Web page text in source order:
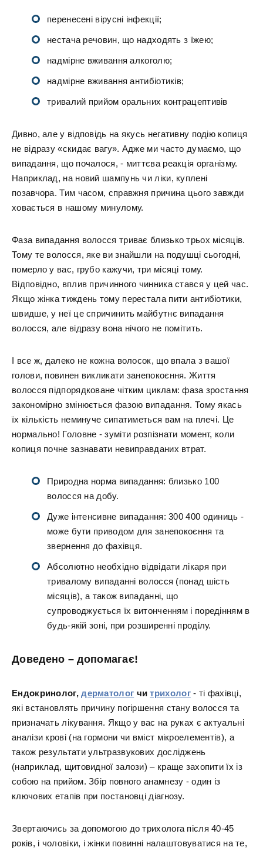
перенесені вірусні інфекції;
нестача речовин, що надходять з їжею;
надмірне вживання алкоголю;
надмірне вживання антибіотиків;
тривалий прийом оральних контрацептивів
Дивно, але у відповідь на якусь негативну подію копиця
не відразу «скидає вагу». Адже ми часто думаємо, що
випадання, що почалося, - миттєва реакція організму.
Наприклад, на новий шампунь чи ліки, куплені
позавчора. Тим часом, справжня причина цього завжди
ховається в нашому минулому.
Фаза випадання волосся триває близько трьох місяців.
Тому те волосся, яке ви знайшли на подушці сьогодні,
померло у вас, грубо кажучи, три місяці тому.
Відповідно, вплив причинного чинника стався у цей час.
Якщо жінка тиждень тому перестала пити антибіотики,
швидше, у неї це спричинить майбутнє випадання
волосся, але відразу вона нічого не помітить.
І все ж, далеко не кожна волосок, що впала з вашої
голови, повинен викликати занепокоєння. Життя
волосся підпорядковане чітким циклам: фаза зростання
закономірно змінюється фазою випадання. Тому якась
їх кількість неминуче сипатиметься вам на плечі. Це
нормально! Головне - зуміти розпізнати момент, коли
копиця почне зазнавати невиправданих втрат.
Природна норма випадання: близько 100
волосся на добу.
Дуже інтенсивне випадання: 300 400 одиниць -
може бути приводом для занепокоєння та
звернення до фахівця.
Абсолютно необхідно відвідати лікаря при
тривалому випаданні волосся (понад шість
місяців), а також випаданні, що
супроводжується їх витонченням і поредінням в
будь-якій зоні, при розширенні проділу.
Доведено – допомагає!
Ендокринолог,дерматолог читрихолог- ті фахівці,
які встановлять причину погіршення стану волосся та
призначать лікування. Якщо у вас на руках є актуальні
аналізи крові (на гормони чи вміст мікроелементів), а
також результати ультразвукових досліджень
(наприклад, щитовидної залози) – краще захопити їх із
собою на прийом. Збір повного анамнезу - один із
ключових етапів при постановці діагнозу.
Звертаючись за допомогою до трихолога після 40-45
років, і чоловіки, і жінки повинні налаштовуватися на те,